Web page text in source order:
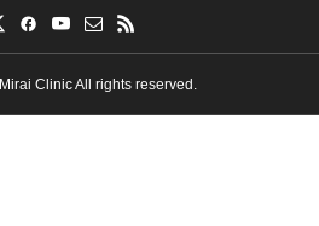
Clinic All rights reserved.